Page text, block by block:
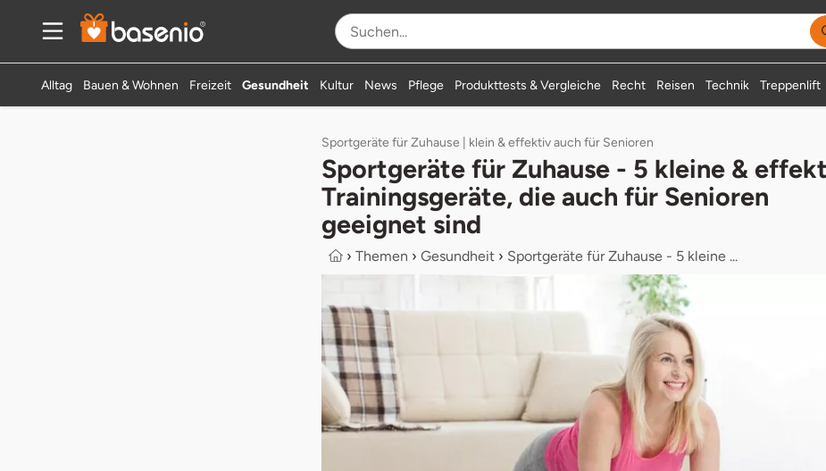
Alltag Bauen & Wohnen Freizeit Gesundheit Kultur News Pflege Produkttests & Vergleiche Recht Reisen Technik Treppenlift
Sportgeräte für Zuhause | klein & effektiv auch für Senioren
Sportgeräte für Zuhause - 5 kleine &
Trainingsgeräte, die auch für Senioren
geeignet sind
› Themen › Gesundheit › Sportgeräte für Zuhause - 5 kleine ...